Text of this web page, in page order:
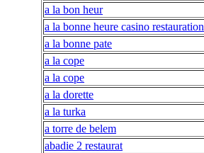
a la bon heur
a la bonne heure casino restauration
a la bonne pate
a la cope
a la cope
a la dorette
a la turka
a torre de belem
abadie 2 restaurat